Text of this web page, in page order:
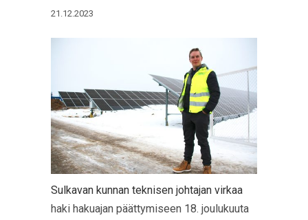
21.12.2023
Sulkavan kunnan teknisen johtajan virkaa
haki hakuajan päättymiseen 18. joulukuuta